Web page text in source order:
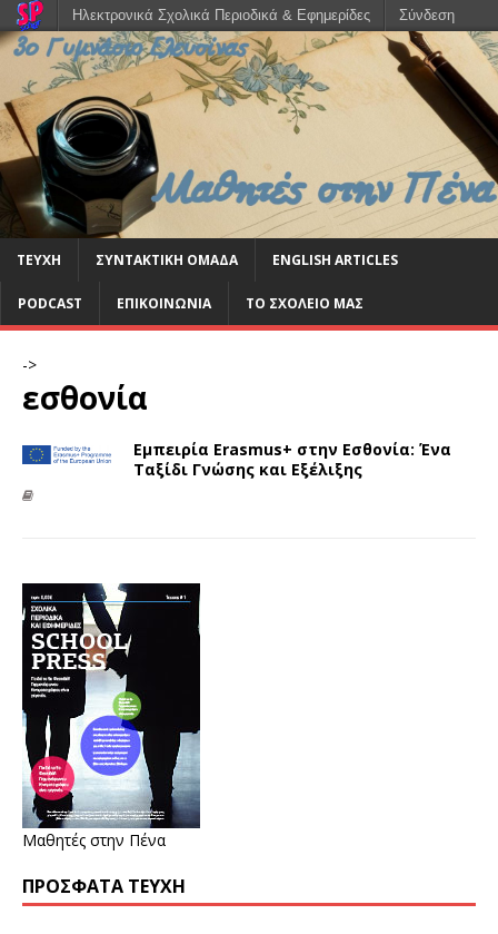
ΤΕΥΧΗ ΣΥΝΤΑΚΤΙΚΗ ΟΜΑΔΑ ENGLISH ARTICLES
PODCAST ΕΠΙΚΟΙΝΩΝΙΑ ΤΟ ΣΧΟΛΕΙΟ ΜΑΣ
->
εσθονία
Εμπειρία Erasmus+ στην Εσθονία: Ένα
Ταξίδι Γνώσης και Εξέλιξης
Μαθητές στην Πένα
ΠΡΌΣΦΑΤΑ ΤΕΎΧΗ
Ηλεκτρονικά Σχολικά Περιοδικά & Εφημερίδες Σύνδεση